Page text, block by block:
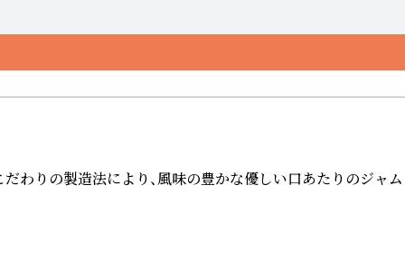
の製造法により、風味の豊かな優しい口あたりのジャ